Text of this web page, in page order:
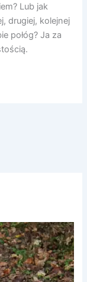
Lub jak
drugiej, kolejnej
połóg? Ja za